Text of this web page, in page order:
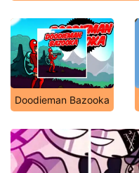
Doodieman Bazooka